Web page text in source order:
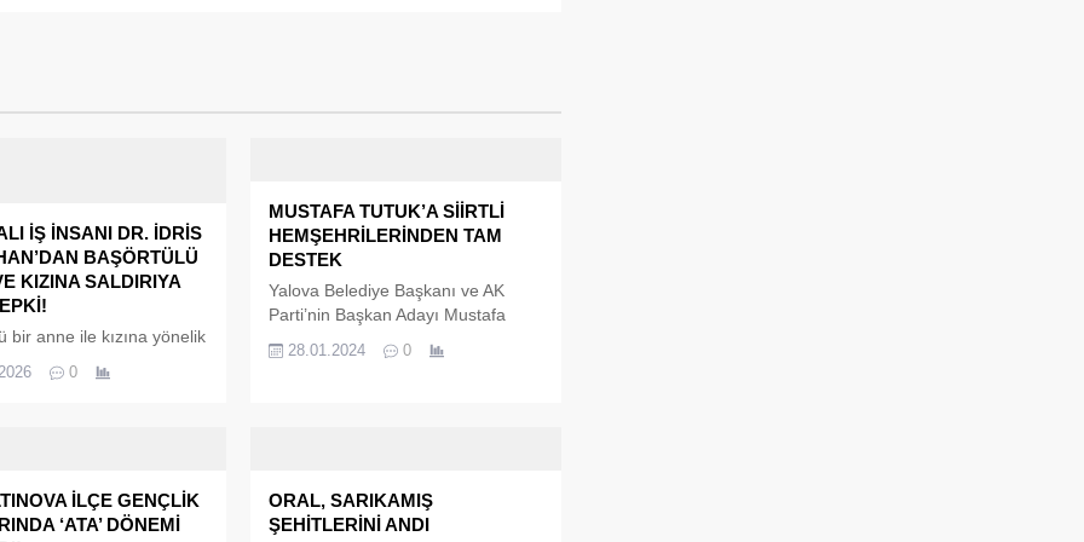
İŞ İNSANI DR. İDRİS
BAŞÖRTÜLÜ
KIZINA SALDIRIYA
bir anne ile kızına yönelik
ve nefret söylemi
geniş yankı
0
MUSTAFA TUTUK’A SİİRTLİ
HEMŞEHRİLERİNDEN TAM
DESTEK
Yalova Belediye Başkanı ve AK
Parti’nin Başkan Adayı Mustafa
Tutuk, Siirtli hemşehrileriyle
buluştu. Kendisiyle buluşan ve tam
bir” dedi. Siirt’ten gelen konuklara
da seslenen Tutuk, “Aramızda
28.01.2024 0
İLÇE GENÇLİK
‘ATA’ DÖNEMİ
ORAL, SARIKAMIŞ
ŞEHİTLERİNİ ANDI